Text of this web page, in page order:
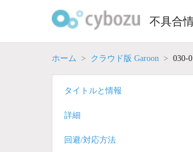
不具合
ホーム クラウド版 Garoon 030-
タイトルと情報
詳細
回避/対応方法